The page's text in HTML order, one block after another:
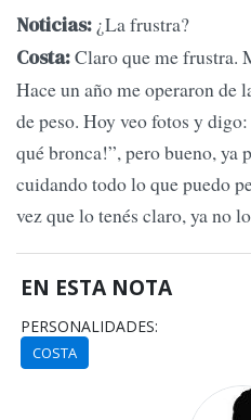
Noticias: ¿La frustra?
Costa:Claro que me frustra.
Hace un año me operaron de
de peso. Hoy veo fotos y
qué bronca!”, pero bueno, ya
cuidando todo lo que puedo
vez que lo tenés claro, ya no
EN ESTA NOTA
PERSONALIDADES:
COSTA